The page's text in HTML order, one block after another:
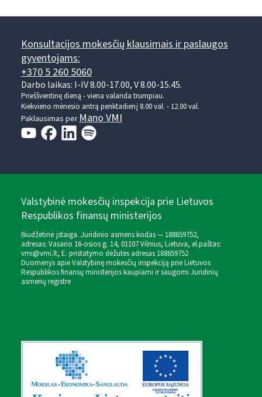
Konsultacijos mokesčių klausimais ir paslaugos
gyventojams:
+370 5 260 5060
Darbo laikas: I-IV 8.00-17.00, V 8.00-15.45.
Prieššventinę dieną - viena valanda trumpiau.
Kiekvieno mėnesio antrą penktadienį 8.00 val. - 12.00 val.
Paklausimas per Mano VMI
Valstybinė mokesčių inspekcija prie Lietuvos
Respublikos finansų ministerijos
Biudžetinė įstaiga. Juridinio asmens kodas — 188659752,
adresas: Vasario 16-osios g. 14, 01107 Vilnius, Lietuva, el.paštas:
vmi@vmi.lt, E. pristatymo dėžutės adresas 188659752
Duomenys apie Valstybinę mokesčių inspekciją prie Lietuvos
Respublikos finansų ministerijos kaupiami ir saugomi Juridinių
asmenų registre